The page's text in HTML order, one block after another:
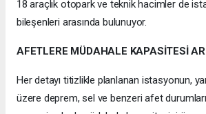
18 araçlık otopark ve teknik hacimler de
bileşenleri arasında bulunuyor.
AFETLERE MÜDAHALE KAPASİTESİ
Her detayı titizlikle planlanan istasyonun,
üzere deprem, sel ve benzeri afet